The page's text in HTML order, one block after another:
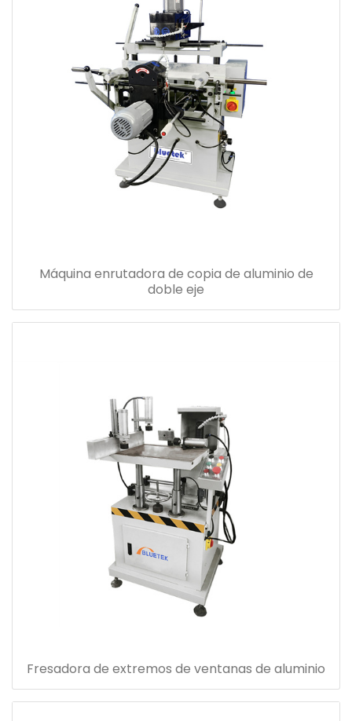
Máquina enrutadora de copia de aluminio de
doble eje
Fresadora de extremos de ventanas de aluminio